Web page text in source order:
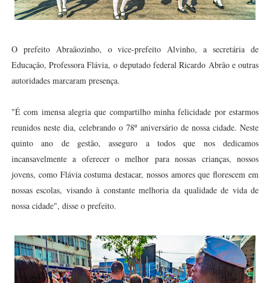
O prefeito Abraãozinho, o vice-prefeito Alvinho, a secretária de
Educação, Professora Flávia, o deputado federal Ricardo Abrão e outras
autoridades marcaram presença.
"É com imensa alegria que compartilho minha felicidade por estarmos
reunidos neste dia, celebrando o 78º aniversário de nossa cidade. Neste
quinto ano de gestão, asseguro a todos que nos dedicamos
incansavelmente a oferecer o melhor para nossas crianças, nossos
jovens, como Flávia costuma destacar, nossos amores que florescem em
nossas escolas, visando à constante melhoria da qualidade de vida de
nossa cidade", disse o prefeito.